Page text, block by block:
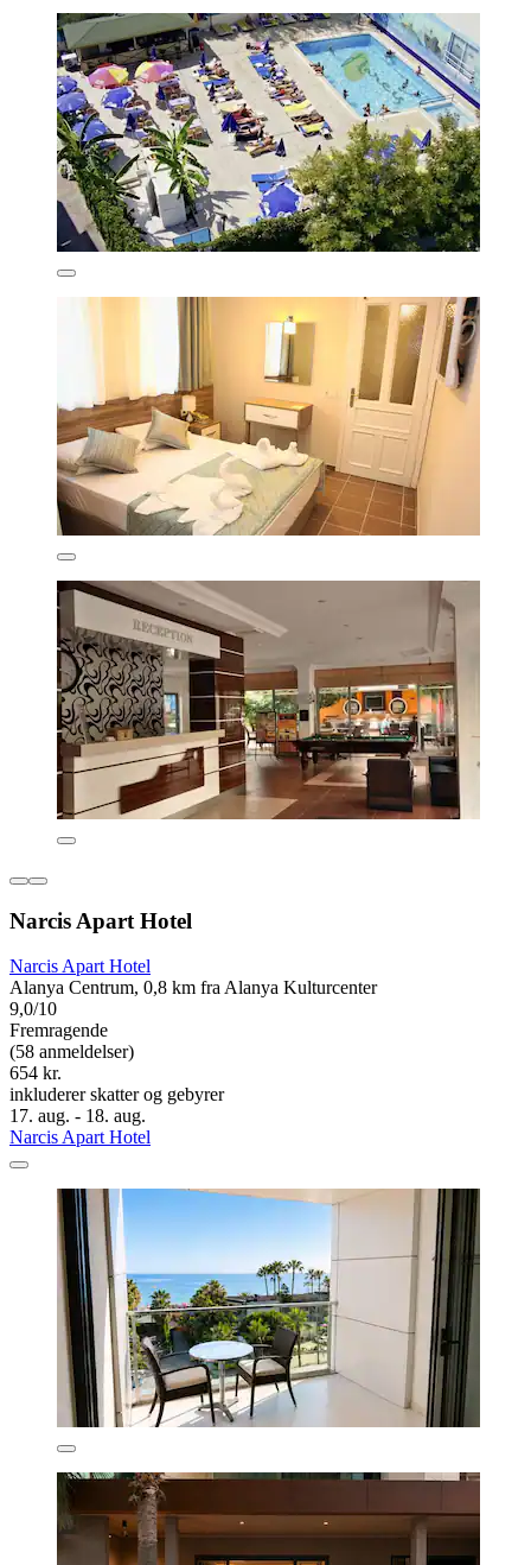
Narcis Apart Hotel
Narcis Apart Hotel
Alanya Centrum, 0,8 km fra Alanya Kulturcenter
9,0/10
Fremragende
(58 anmeldelser)
654 kr.
inkluderer skatter og gebyrer
17. aug. - 18. aug.
Narcis Apart Hotel